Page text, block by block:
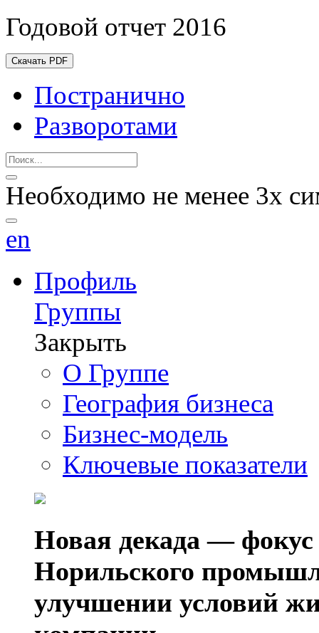
Годовой отчет 2016
Скачать PDF
Постранично
Разворотами
Необходимо не менее 3х
en
Профиль
Группы
Закрыть
О Группе
География бизнеса
Бизнес-модель
Ключевые показатели
Новая декада — фокус
Норильского
улучшении условий